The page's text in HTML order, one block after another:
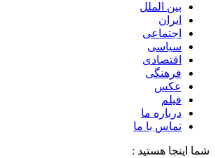
بین الملل
ایران
اجتماعی
سیاسی
اقتصادی
فرهنگی
عکس
فیلم
درباره ما
تماس با ما
شما اینجا هستید :